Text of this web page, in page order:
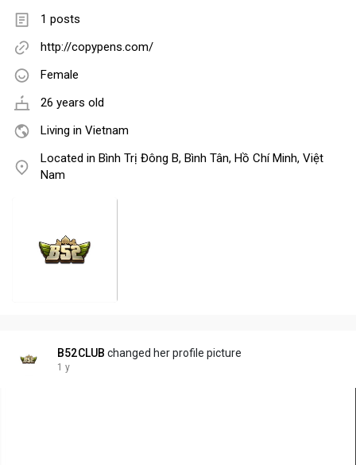
1 posts
http://copypens.com/
Female
26 years old
Living in Vietnam
Located in Bình Trị Đông B, Bình Tân, Hồ Chí Minh, Việt
Nam
B52CLUB changed her profile picture
1 y